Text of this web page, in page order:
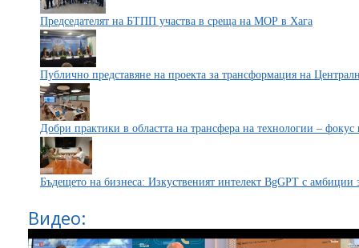
Председателят на БТПП участва в среща на МОР в Хага
Публично представяне на проекта за трансформация на
Добри практики в областта на трансфера на технологии –
Бъдещето на бизнеса: Изкуственият интелект BgGPT с амбиции
Видео: